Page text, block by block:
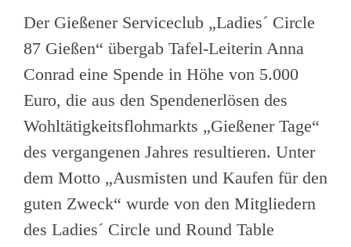
Der Gießener Serviceclub „Ladies´ Circle
87 Gießen“ übergab Tafel-Leiterin Anna
Conrad eine Spende in Höhe von 5.000
Euro, die aus den Spendenerlösen des
Wohltätigkeitsflohmarkts „Gießener Tage“
des vergangenen Jahres resultieren. Unter
dem Motto „Ausmisten und Kaufen für den
guten Zweck“ wurde von den Mitgliedern
des Ladies´ Circle und Round Table